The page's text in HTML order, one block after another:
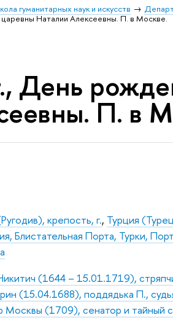
гуманитарных наук и искусств
Наталии Алексеевны. П. в Москве.
День
П. в
крепость, г., Турция
Блистательная Порта, Турки,
(1644 – 15.01.1719),
(15.04.1688), поддядька П.,
Москвы (1709), сенатор и тайный